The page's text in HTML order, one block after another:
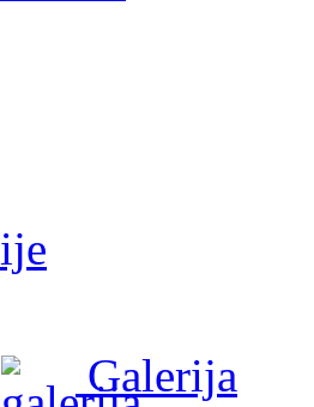
Galerija